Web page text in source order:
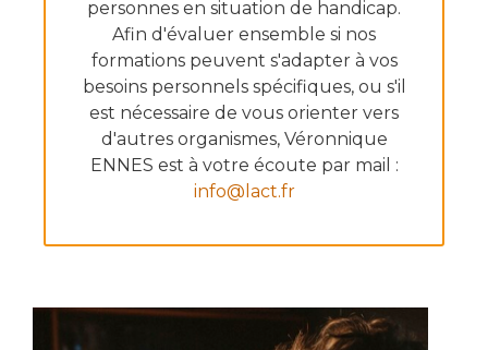
personnes en situation de handicap.
Afin d'évaluer ensemble si nos
formations peuvent s'adapter à vos
besoins personnels spécifiques, ou s'il
est nécessaire de vous orienter vers
d'autres organismes, Véronnique
ENNES est à votre écoute par mail :
info@lact.fr